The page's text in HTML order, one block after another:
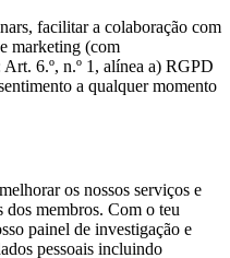
facilitar a colaboração com
marketing (com
6.º, n.º 1, alínea a) RGPD
a qualquer momento
os nossos serviços e
dos membros. Com o teu
painel de investigação e
pessoais incluindo